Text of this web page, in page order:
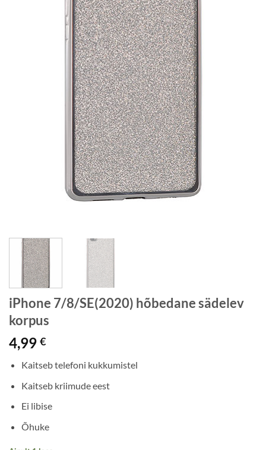
iPhone 7/8/SE(2020) hõbedane sädelev
korpus
4,99 €
Kaitseb telefoni kukkumistel
Kaitseb kriimude eest
Ei libise
Õhuke